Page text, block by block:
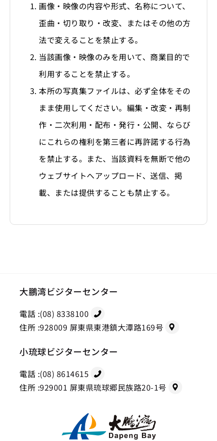
画像・映像の内容や形式、名称について、
歪曲・切り取り・改変、またはその他の方
法で変えることを禁止する。
当該画像・映像のみを用いて、商業目的で
利用することを禁止する。
本所の写真集ファイルは、必ず全体をその
まま使用してください。編集・改変・再制
作・二次利用・配布・発行・公開、ならび
にこれらの権利を第三者に再許諾する行為
を禁止する。また、当該資料を無断で他の
ウェブサイトへアップロード、送信、掲
載、または提供することも禁止する。
大鵬湾ビジターセンター
電話 :(08) 8338100
住所 :928009 屏東県東港鎮大潭路169号
小琉球ビジターセンター
電話 :(08) 8614615
住所 :929001 屏東県琉球郷民族路20-1号